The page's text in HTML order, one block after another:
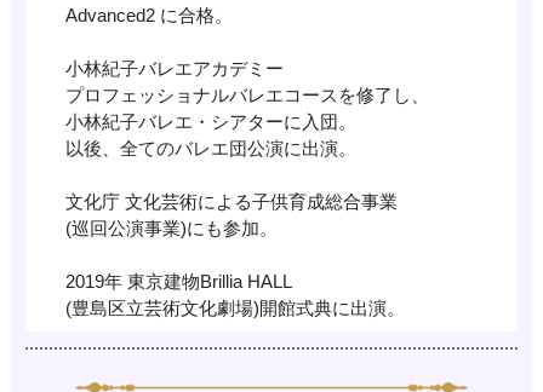
Advanced2 に合格。
小林紀子バレエアカデミー
プロフェッショナルバレエコースを修了し、
小林紀子バレエ・シアターに入団。
以後、全てのバレエ団公演に出演。
文化庁 文化芸術による子供育成総合事業
(巡回公演事業)にも参加。
2019年 東京建物Brillia HALL
(豊島区立芸術文化劇場)開館式典に出演。